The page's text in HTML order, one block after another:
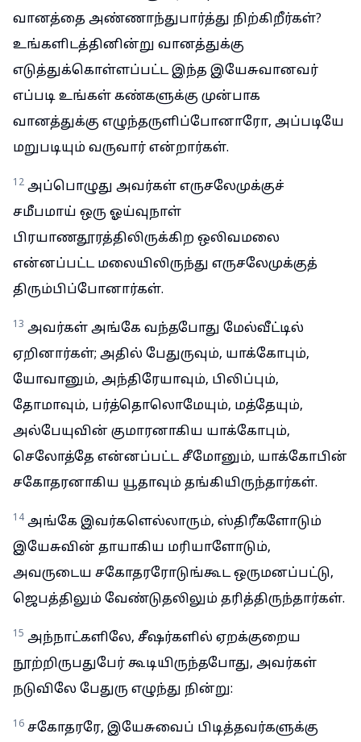
வானத்தை அண்ணாந்துபார்த்து நிற்கிறீர்கள்?
உங்களிடத்தினின்று வானத்துக்கு
எடுத்துக்கொள்ளப்பட்ட இந்த இயேசுவானவர்
எப்படி உங்கள் கண்களுக்கு முன்பாக
வானத்துக்கு எழுந்தருளிப்போனாரோ, அப்படியே
மறுபடியும் வருவார் என்றார்கள்.
12 அப்பொழுது அவர்கள் எருசலேமுக்குச்
சமீபமாய் ஒரு ஓய்வுநாள்
பிரயாணதூரத்திலிருக்கிற ஒலிவமலை
என்னப்பட்ட மலையிலிருந்து எருசலேமுக்குத்
திரும்பிப்போனார்கள்.
13 அவர்கள் அங்கே வந்தபோது மேல்வீட்டில்
ஏறினார்கள்; அதில் பேதுருவும், யாக்கோபும்,
யோவானும், அந்திரேயாவும், பிலிப்பும்,
தோமாவும், பர்த்தொலொமேயும், மத்தேயும்,
அல்பேயுவின் குமாரனாகிய யாக்கோபும்,
செலோத்தே என்னப்பட்ட சீமோனும், யாக்கோபின்
சகோதரனாகிய யூதாவும் தங்கியிருந்தார்கள்.
14 அங்கே இவர்களெல்லாரும், ஸ்திரீகளோடும்
இயேசுவின் தாயாகிய மரியாளோடும்,
அவருடைய சகோதரரோடுங்கூட ஒருமனப்பட்டு,
ஜெபத்திலும் வேண்டுதலிலும் தரித்திருந்தார்கள்.
15 அந்நாட்களிலே, சீஷர்களில் ஏறக்குறைய
நூற்றிருபதுபேர் கூடியிருந்தபோது, அவர்கள்
நடுவிலே பேதுரு எழுந்து நின்று:
16 சகோதரரே, இயேசுவைப் பிடித்தவர்களுக்கு